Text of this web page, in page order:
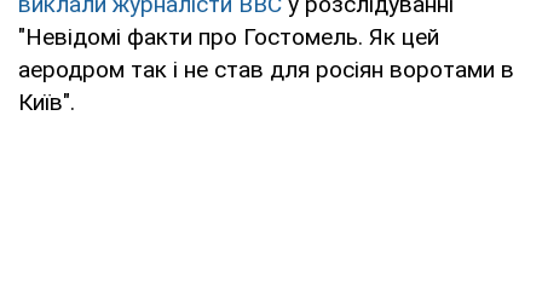
"Невідомі факти про Гостомель. Як цей
аеродром так і не став для росіян воротами в
Київ".